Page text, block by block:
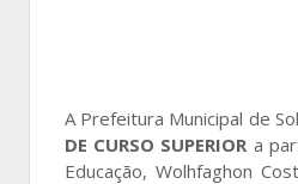
A Prefeitura Municipal de
DE CURSO SUPERIOR a
Educação, Wolhfaghon